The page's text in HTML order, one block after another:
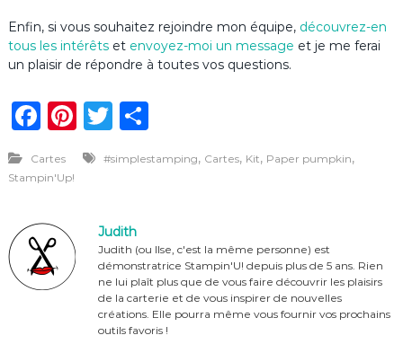
Enfin, si vous souhaitez rejoindre mon équipe, découvrez-en
tous les intérêtset envoyez-moi un message et je me ferai
un plaisir de répondre à toutes vos questions.
F
c
b
o
o
Pi
n
te
st
T
it
r
P
ta
Cartes #simplestamping, Cartes, Kit, Paper pumpkin,
Stampin'Up!
Judith
Judith (ou Ilse, c'est la même personne) est
démonstratrice Stampin'U! depuis plus de 5 ans. Rien
ne lui plaît plus que de vous faire découvrir les plaisirs
de la carterie et de vous inspirer de nouvelles
créations. Elle pourra même vous fournir vos prochains
outils favoris !